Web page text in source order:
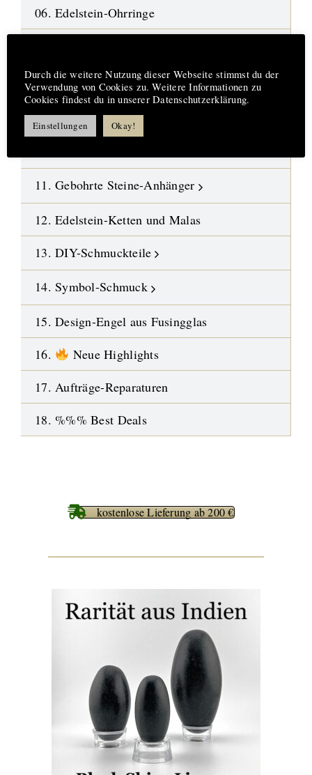
06. Edelstein-Ohrringe
08. Fossilien-Wüstensteine
09. Kristalle
11. Gebohrte Steine-Anhänger
12. Edelstein-Ketten und Malas
13. DIY-Schmuckteile
14. Symbol-Schmuck
15. Design-Engel aus Fusingglas
16.
Neue Highlights
17. Aufträge-Reparaturen
18. %%% Best Deals
kostenlose Lieferung ab 200 €
Durch die weitere Nutzung dieser Webseite stimmst du der
Verwendung von Cookies zu. Weitere Informationen zu
Cookies findest du in unserer Datenschutzerklärung.
Einstellungen Okay!